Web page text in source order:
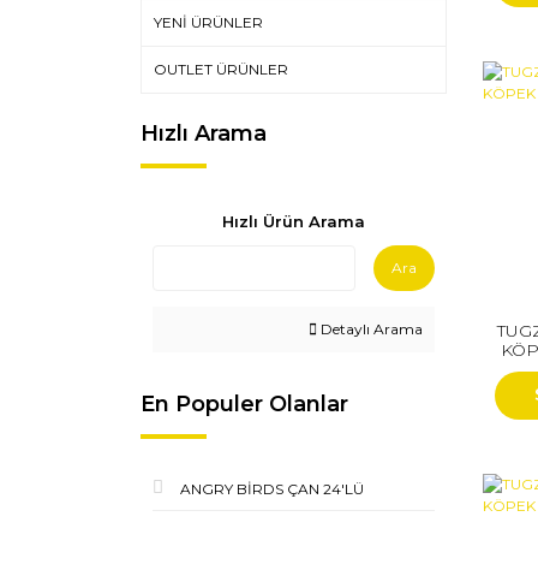
YENİ ÜRÜNLER
OUTLET ÜRÜNLER
Hızlı Arama
Hızlı Ürün Arama
Ara
Detaylı Arama
En Populer Olanlar
ANGRY BİRDS ÇAN 24'LÜ